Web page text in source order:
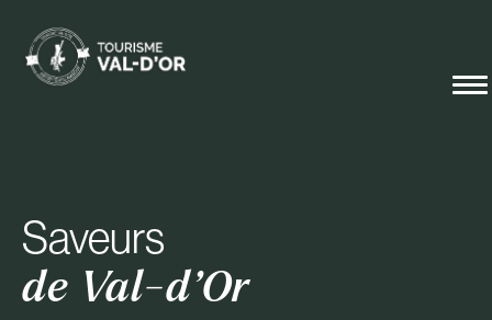
Saveurs
de Val-d’Or